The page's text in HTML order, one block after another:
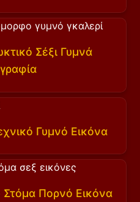
Σέξι Γυμνά
Γυμνό Εικόνα
Πορνό Εικόνα